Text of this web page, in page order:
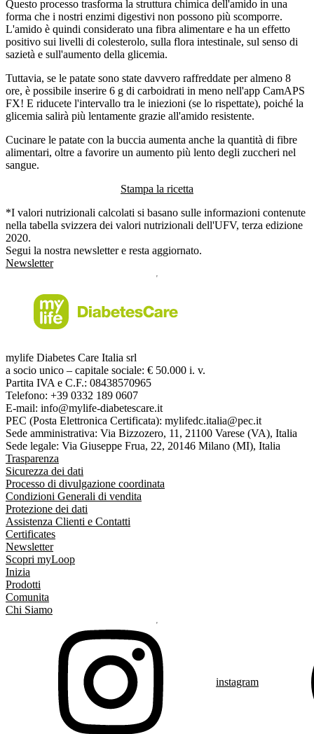
Questo processo trasforma la struttura chimica dell'amido in una
forma che i nostri enzimi digestivi non possono più scomporre.
L'amido è quindi considerato una fibra alimentare e ha un effetto
positivo sui livelli di colesterolo, sulla flora intestinale, sul senso di
sazietà e sull'aumento della glicemia.
Tuttavia, se le patate sono state davvero raffreddate per almeno 8
ore, è possibile inserire 6 g di carboidrati in meno nell'app CamAPS
FX! E riducete l'intervallo tra le iniezioni (se lo rispettate), poiché la
glicemia salirà più lentamente grazie all'amido resistente.
Cucinare le patate con la buccia aumenta anche la quantità di fibre
alimentari, oltre a favorire un aumento più lento degli zuccheri nel
sangue.
Stampa la ricetta
*I valori nutrizionali calcolati si basano sulle informazioni contenute
nella tabella svizzera dei valori nutrizionali dell'UFV, terza edizione
2020.
Segui la nostra newsletter e resta aggiornato.
Newsletter
mylife Diabetes Care Italia srl
a socio unico – capitale sociale: € 50.000 i. v.
Partita IVA e C.F.: 08438570965
Telefono: +39 0332 189 0607
E-mail: info@mylife-diabetescare.it
PEC (Posta Elettronica Certificata): mylifedc.italia@pec.it
Sede amministrativa: Via Bizzozero, 11, 21100 Varese (VA), Italia
Sede legale: Via Giuseppe Frua, 22, 20146 Milano (MI), Italia
Trasparenza
Sicurezza dei dati
Processo di divulgazione coordinata
Condizioni Generali di vendita
Protezione dei dati
Assistenza Clienti e Contatti
Certificates
Newsletter
Scopri myLoop
Inizia
Prodotti
Comunita
Chi Siamo
instagram